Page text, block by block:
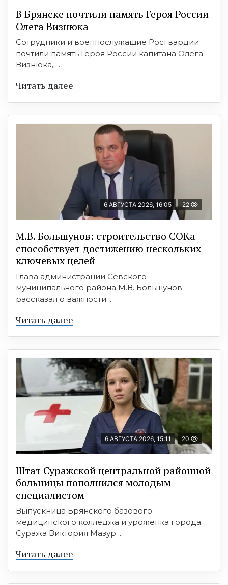
В Брянске почтили память Героя России
Олега Визнюка
Сотрудники и военнослужащие Росгвардии
почтили память Героя России капитана Олега
Визнюка, ...
Читать далее
6 АВГУСТА 2026, 16:05 22
М.В. Большунов: строительство СОКа
способствует достижению нескольких
ключевых целей
Глава администрации Севского
муниципального района М.В. Большунов
рассказал о важности ...
Читать далее
6 АВГУСТА 2026, 15:11 20
Штат Суражской центральной районной
больницы пополнился молодым
специалистом
Выпускница Брянского базового
медицинского колледжа и уроженка города
Суража Виктория Мазур ...
Читать далее